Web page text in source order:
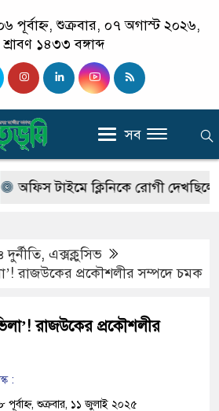
পূর্বাহ্ন, শুক্রবার, ০৭ অগাস্ট ২০২৬,
১৪৩৩ বঙ্গাব্দ
সব
টাইমে ক্লিনিকে রোগী দেখছিলেন
, এক্সক্লুসিভ
রাজউকের প্রকৌশলীর সম্পদে চমক
রাজউকের প্রকৌশলীর
:
শুক্রবার, ১১ জুলাই ২০২৫